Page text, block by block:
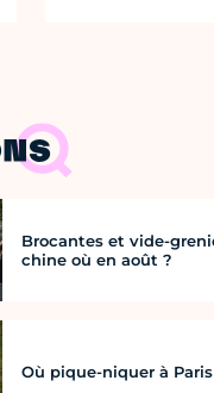
Brocantes et vide-
chine où en août ?
Où pique-niquer à Paris